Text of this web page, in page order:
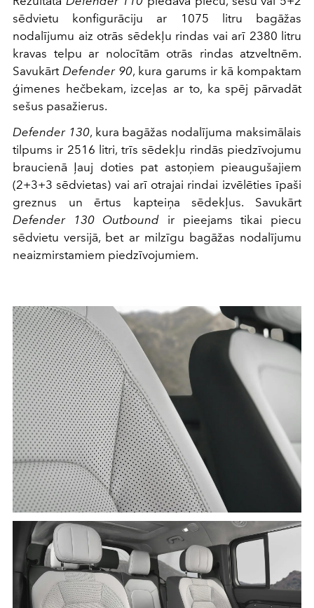
sēdvietu konfigurāciju ar 1075 litru bagāžas
nodalījumu aiz otrās sēdekļu rindas vai arī 2380 litru
kravas telpu ar nolocītām otrās rindas atzveltnēm.
Savukārt Defender 90, kura garums ir kā kompaktam
ģimenes hečbekam, izceļas ar to, ka spēj pārvadāt
sešus pasažierus.
Defender 130, kura bagāžas nodalījuma maksimālais
tilpums ir 2516 litri, trīs sēdekļu rindās piedzīvojumu
braucienā ļauj doties pat astoņiem pieaugušajiem
(2+3+3 sēdvietas) vai arī otrajai rindai izvēlēties īpaši
greznus un ērtus kapteiņa sēdekļus. Savukārt
Defender 130 Outbound ir pieejams tikai piecu
sēdvietu versijā, bet ar milzīgu bagāžas nodalījumu
neaizmirstamiem piedzīvojumiem.